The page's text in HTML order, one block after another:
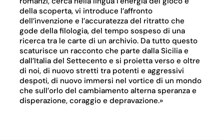
della scoperta, vi introduce l’affronto
dell’invenzione e l’accuratezza del ritratto che
gode della filologia, del tempo sospeso di una
ricerca tra le carte di un archivio. Da tutto questo
scaturisce un racconto che parte dalla Sicilia e
dall’Italia del Settecento e si proietta verso e oltre
di noi, di nuovo stretti tra potenti e aggressivi
despoti, di nuovo immersi nel vortice di un mondo
che sull’orlo del cambiamento alterna speranza e
disperazione, coraggio e depravazione.»